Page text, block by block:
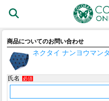
商品についてのお問い合わせ
ネクタイ ナンヨウマン
氏名 必須